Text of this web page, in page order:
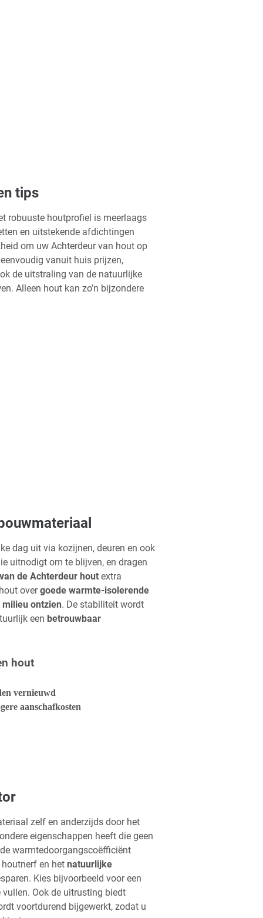
tips
robuuste houtprofiel is meerlaags
en uitstekende afdichtingen
om uw Achterdeur van hout op
vanuit huis prijzen,
de uitstraling van de natuurlijke
Alleen hout kan zo’n bijzondere
dag uit via kozijnen, deuren en ook
uitnodigt om te blijven, en dragen
de Achterdeur hout extra
overgoede warmte-isolerende
milieu ontzien. De stabiliteit wordt
een betrouwbaar
hout
vernieuwd
aanschafkosten
zelf en anderzijds door het
eigenschappen heeft die geen
warmtedoorgangscoëfficiënt
en het natuurlijke
Kies bijvoorbeeld voor een
Ook de uitrusting biedt
voortdurend bijgewerkt, zodat u